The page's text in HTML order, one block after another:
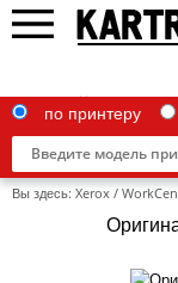
по принтеру
Вы здесь: Xerox /